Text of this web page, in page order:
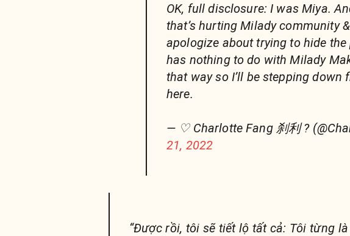
OK, full disclosure: I was Miya.
that’s hurting Milady community
apologize about trying to hide
has nothing to do with Milady
that way so I’ll be stepping down
here.
— ♡ Charlotte Fang 刹利 ?
21, 2022
“Được rồi, tôi sẽ tiết lộ tất cả: Tôi từng